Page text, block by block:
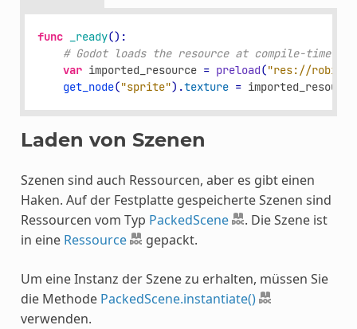
func _ready():
# Godot loads the resource at compile-time
var imported_resource = preload("res://
get_node("sprite") .texture = imported_resource
Laden von Szenen
Szenen sind auch Ressourcen, aber es gibt einen
Haken. Auf der Festplatte gespeicherte Szenen sind
Ressourcen vom Typ PackedScene
. Die Szene ist
in eine Ressource gepackt.
Um eine Instanz der Szene zu erhalten, müssen Sie
die Methode PackedScene.instantiate()
verwenden.